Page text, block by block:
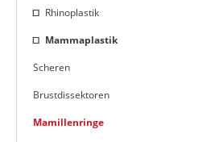
Rhinoplastik
Mammaplastik
Scheren
Brustdissektoren
Mamillenringe